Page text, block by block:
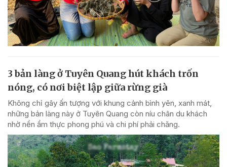
3 bản làng ở Tuyên Quang hút khách trốn
nóng, có nơi biệt lập giữa rừng già
Không chỉ gây ấn tượng với khung cảnh bình yên, xanh mát,
những bản làng này ở Tuyên Quang còn níu chân du khách
nhờ nền ẩm thực phong phú và chi phí phải chăng.